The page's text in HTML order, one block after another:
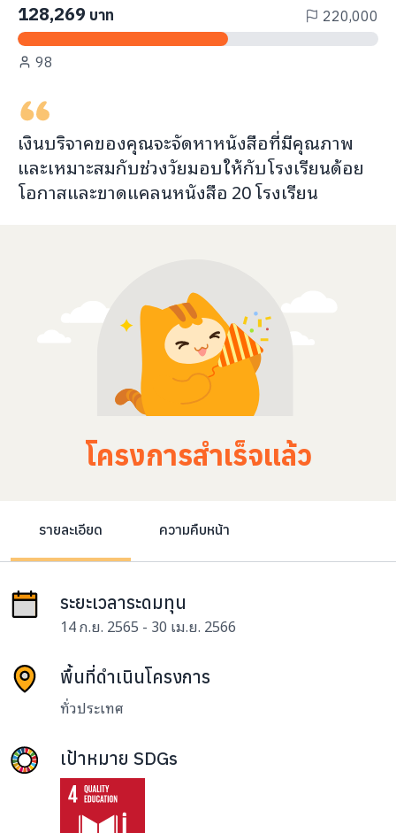
นโยบายความเป็นส่วนตัว
นโยบายการใช้งานคุกกี้
ภาษา:
128,269 บาท 220,000
98
เงินบริจาคของคุณจะจัดหาหนังสือที่มีคุณภาพ
และเหมาะสมกับช่วงวัยมอบให้กับโรงเรียนด้อย
โอกาสและขาดแคลนหนังสือ 20โรงเรียน
โครงการสำเร็จแล้ว
รายละเอียด ความคืบหน้า
ระยะเวลาระดมทุน
14 ก.ย. 2565 - 30 เม.ย. 2566
พื้นที่ดำเนินโครงการ
ทั่วประเทศ
เป้าหมาย SDGs